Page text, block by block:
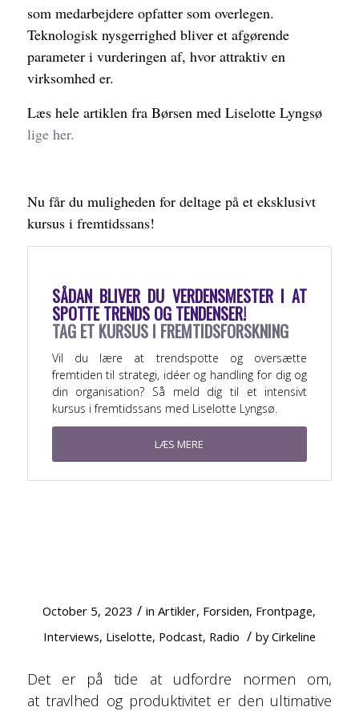
som medarbejdere opfatter som overlegen.
Teknologisk nysgerrighed bliver et afgørende
parameter i vurderingen af, hvor attraktiv en
virksomhed er.
Læs hele artiklen fra Børsen med Liselotte Lyngsø
lige her.
Nu får du muligheden for deltage på et eksklusivt
kursus i fremtidssans!
SÅDAN BLIVER DU VERDENSMESTER I AT
SPOTTE TRENDS OG TENDENSER!
TAG ET KURSUS I FREMTIDSFORSKNING
Vil du lære at trendspotte og oversætte
fremtiden til strategi, idéer og handling for dig og
din organisation? Så meld dig til et intensivt
kursus i fremtidssans med Liselotte Lyngsø.
LÆS MERE
October 5, 2023 / inArtikler, Forsiden, Frontpage,
Interviews, Liselotte, Podcast, Radio / byCirkeline
Det er på tide at udfordre normen om,
at travlhed og produktivitet er den ultimative